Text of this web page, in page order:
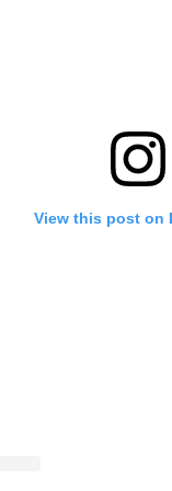
View this post on